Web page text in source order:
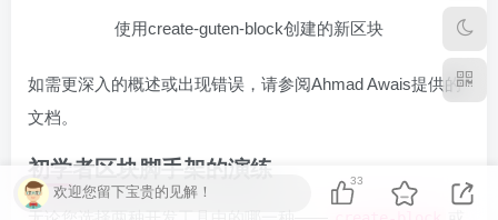
使用create-guten-block创建的新区块
如需更深入的概述或出现错误，请参阅Ahmad Awais提供的
文档。
初学者区块脚手架的演练
欢迎您留下宝贵的见解！
33